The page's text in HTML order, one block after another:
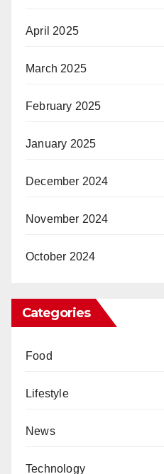
April 2025
March 2025
February 2025
January 2025
December 2024
November 2024
October 2024
Categories
Food
Lifestyle
News
Technology